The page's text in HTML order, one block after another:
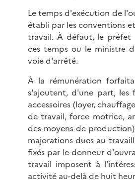
Le temps d'exécution de
établi par les conventions
travail. À défaut, le préfet
ces temps ou le ministre
voie d'arrêté.
À la rémunération
s'ajoutent, d'une part, les
accessoires (loyer,
de travail, force motrice,
des moyens de
majorations dues au
fixés par le donneur
travail imposent à
activité au-delà de huit